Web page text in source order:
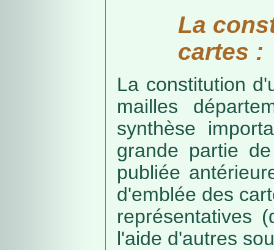
La
cartes :
La constitution
mailles
synthèse
grande partie
publiée
d'emblée des
représentatives
l'aide d'autres